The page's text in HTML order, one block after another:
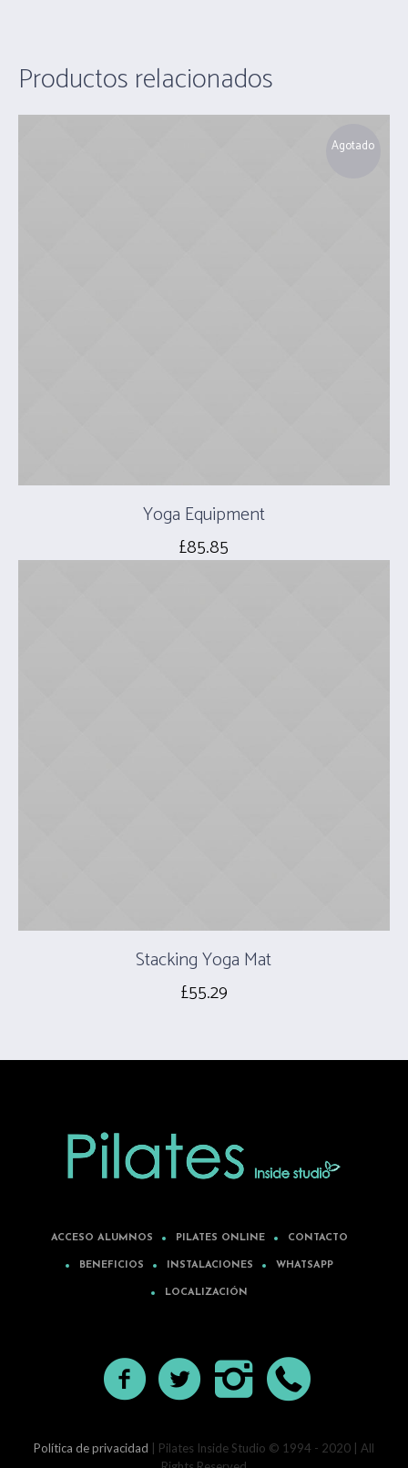
Productos relacionados
Agotado
Yoga Equipment
£85.85
Stacking Yoga Mat
£55.29
ACCESO ALUMNOS PILATES ONLINE CONTACTO
BENEFICIOS INSTALACIONES WHATSAPP
LOCALIZACIÓN
Política de privacidad | Pilates Inside Studio © 1994 - 2020 | All